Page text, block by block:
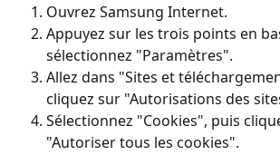
Ouvrez Samsung Internet.
Appuyez sur les trois points en
sélectionnez "Paramètres".
Allez dans "Sites et
cliquez sur "Autorisations des
Sélectionnez "Cookies", puis
"Autoriser tous les cookies".